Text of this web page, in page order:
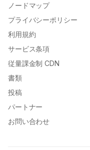
ノードマップ
プライバシーポリシー
利用規約
サービス条項
従量課金制 CDN
書類
投稿
パートナー
お問い合わせ